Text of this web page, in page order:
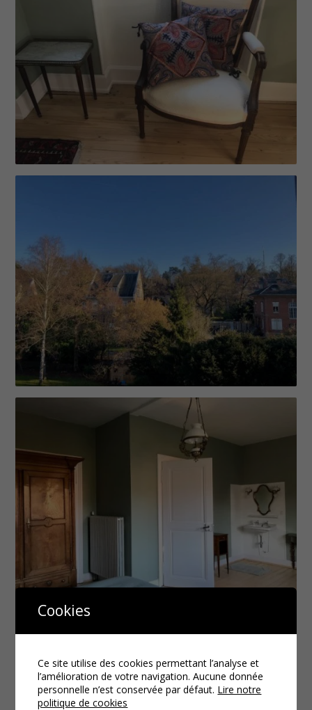
Cookies
Ce site utilise des cookies permettant l’analyse et
l’amélioration de votre navigation. Aucune donnée
personnelle n’est conservée par défaut. Lire notre
politique de cookies